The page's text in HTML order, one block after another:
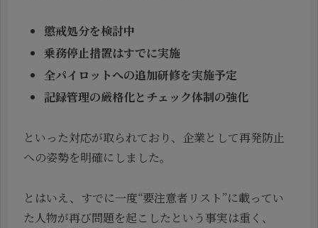
懲戒処分を検討中
乗務停止措置はすでに実施
全パイロットへの追加研修を実施予定
記録管理の厳格化とチェック体制の強化
といった対応が取られており、企業として再発防止
への姿勢を明確にしました。
とはいえ、すでに一度“要注意者リスト”に載ってい
た人物が再び問題を起こしたという事実は重く、